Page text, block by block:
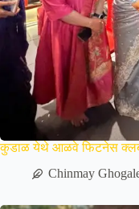
कुडाळ येथे आळवे फिटनेस
Chinmay